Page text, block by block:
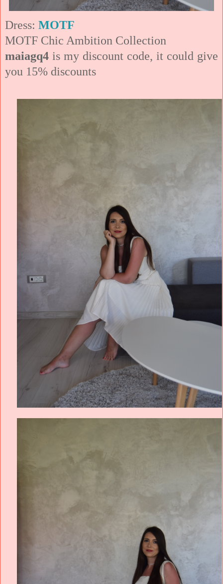
Dress: MOTF
MOTF Chic Ambition Collection
maiagq4 is my discount code, it could give
you 15% discounts